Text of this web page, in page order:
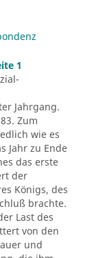
1
Jahrgang.
Zum
wie es
Jahr zu Ende
das erste
der
Königs, des
brachte.
Last des
von den
und